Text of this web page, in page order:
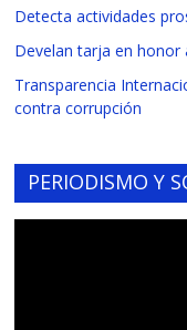
Detecta actividades
Develan tarja en honor
Transparencia
contra corrupción
PERIODISMO Y